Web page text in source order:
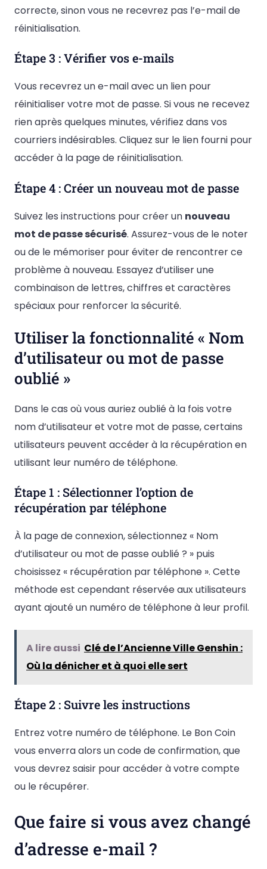
correcte, sinon vous ne recevrez pas l’e-mail de
réinitialisation.
Étape 3 : Vérifier vos e-mails
Vous recevrez un e-mail avec un lien pour
réinitialiser votre mot de passe. Si vous ne recevez
rien après quelques minutes, vérifiez dans vos
courriers indésirables. Cliquez sur le lien fourni pour
accéder à la page de réinitialisation.
Étape 4 : Créer un nouveau mot de passe
Suivez les instructions pour créer un nouveau
mot de passe sécurisé. Assurez-vous de le noter
ou de le mémoriser pour éviter de rencontrer ce
problème à nouveau. Essayez d’utiliser une
combinaison de lettres, chiffres et caractères
spéciaux pour renforcer la sécurité.
Utiliser la fonctionnalité « Nom
d’utilisateur ou mot de passe
oublié »
Dans le cas où vous auriez oublié à la fois votre
nom d’utilisateur et votre mot de passe, certains
utilisateurs peuvent accéder à la récupération en
utilisant leur numéro de téléphone.
Étape 1 : Sélectionner l’option de
récupération par téléphone
À la page de connexion, sélectionnez « Nom
d’utilisateur ou mot de passe oublié ? » puis
choisissez « récupération par téléphone ». Cette
méthode est cependant réservée aux utilisateurs
ayant ajouté un numéro de téléphone à leur profil.
A lire aussi Clé de l’Ancienne Ville Genshin :
Où la dénicher et à quoi elle sert
Étape 2 : Suivre les instructions
Entrez votre numéro de téléphone. Le Bon Coin
vous enverra alors un code de confirmation, que
vous devrez saisir pour accéder à votre compte
ou le récupérer.
Que faire si vous avez changé
d’adresse e-mail ?